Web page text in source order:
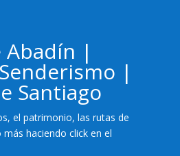
Abadín |
|
Santiago
el patrimonio, las rutas de
haciendo click en el